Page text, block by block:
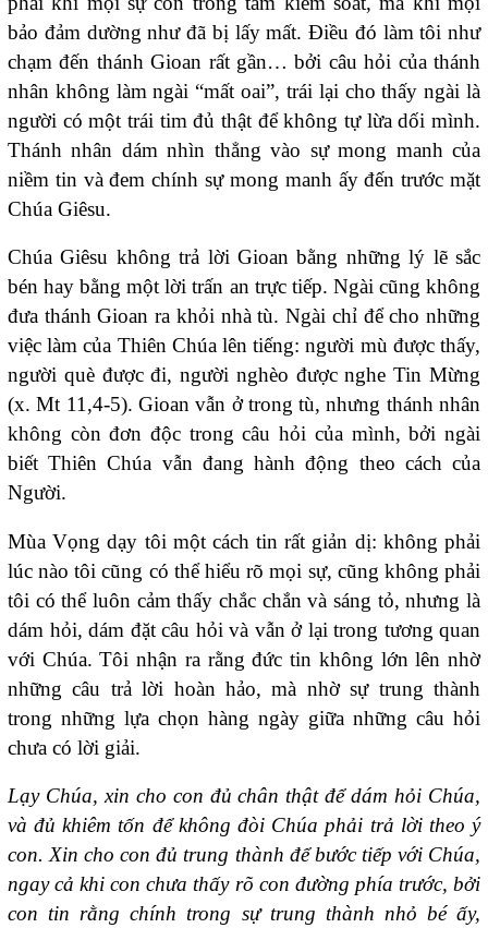
bảo đảm dường như đã bị lấy mất. Điều đó làm tôi như
chạm đến thánh Gioan rất gần… bởi câu hỏi của thánh
nhân không làm ngài “mất oai”, trái lại cho thấy ngài là
người có một trái tim đủ thật để không tự lừa dối mình.
Thánh nhân dám nhìn thẳng vào sự mong manh của
niềm tin và đem chính sự mong manh ấy đến trước mặt
Chúa Giêsu.
Chúa Giêsu không trả lời Gioan bằng những lý lẽ sắc
bén hay bằng một lời trấn an trực tiếp. Ngài cũng không
đưa thánh Gioan ra khỏi nhà tù. Ngài chỉ để cho những
việc làm của Thiên Chúa lên tiếng: người mù được thấy,
người què được đi, người nghèo được nghe Tin Mừng
(x. Mt 11,4-5). Gioan vẫn ở trong tù, nhưng thánh nhân
không còn đơn độc trong câu hỏi của mình, bởi ngài
biết Thiên Chúa vẫn đang hành động theo cách của
Người.
Mùa Vọng dạy tôi một cách tin rất giản dị: không phải
lúc nào tôi cũng có thể hiểu rõ mọi sự, cũng không phải
tôi có thể luôn cảm thấy chắc chắn và sáng tỏ, nhưng là
dám hỏi, dám đặt câu hỏi và vẫn ở lại trong tương quan
với Chúa. Tôi nhận ra rằng đức tin không lớn lên nhờ
những câu trả lời hoàn hảo, mà nhờ sự trung thành
trong những lựa chọn hàng ngày giữa những câu hỏi
chưa có lời giải.
Lạy Chúa, xin cho con đủ chân thật để dám hỏi Chúa,
và đủ khiêm tốn để không đòi Chúa phải trả lời theo ý
con. Xin cho con đủ trung thành để bước tiếp với Chúa,
ngay cả khi con chưa thấy rõ con đường phía trước, bởi
con tin rằng chính trong sự trung thành nhỏ bé ấy,